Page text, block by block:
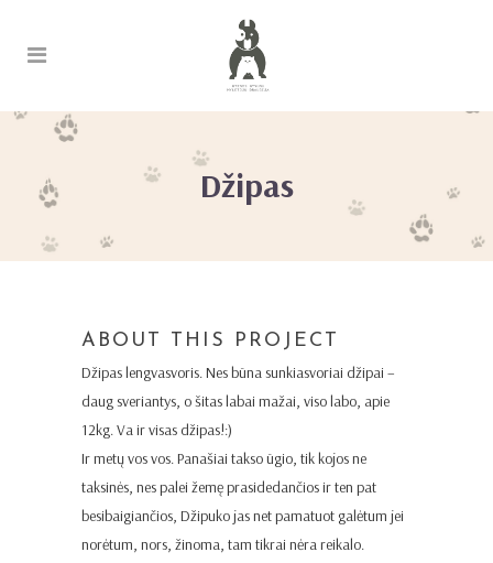
Džipas
ABOUT THIS PROJECT
Džipas lengvasvoris. Nes būna sunkiasvoriai džipai –
daug sveriantys, o šitas labai mažai, viso labo, apie
12kg. Va ir visas džipas!:)
Ir metų vos vos. Panašiai takso ūgio, tik kojos ne
taksinės, nes palei žemę prasidedančios ir ten pat
besibaigiančios, Džipuko jas net pamatuot galėtum jei
norėtum, nors, žinoma, tam tikrai nėra reikalo.